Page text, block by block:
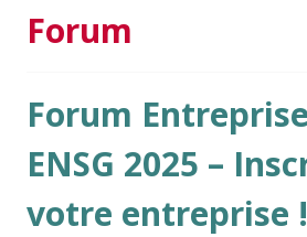
Forum
Forum
ENSG 2025 –
votre entreprise !